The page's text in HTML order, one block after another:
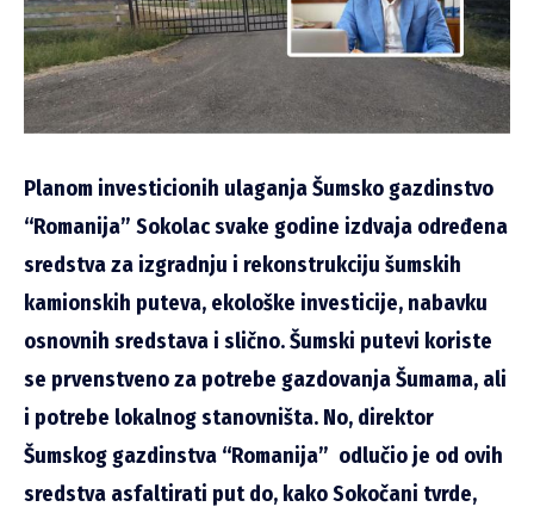
Planom investicionih ulaganja Šumsko gazdinstvo
“Romanija” Sokolac svake godine izdvaja određena
sredstva za izgradnju i rekonstrukciju šumskih
kamionskih puteva, ekološke investicije, nabavku
osnovnih sredstava i slično. Šumski putevi koriste
se prvenstveno za potrebe gazdovanja Šumama, ali
i potrebe lokalnog stanovništa. No, direktor
Šumskog gazdinstva “Romanija” odlučio je od ovih
sredstva asfaltirati put do, kako Sokočani tvrde,